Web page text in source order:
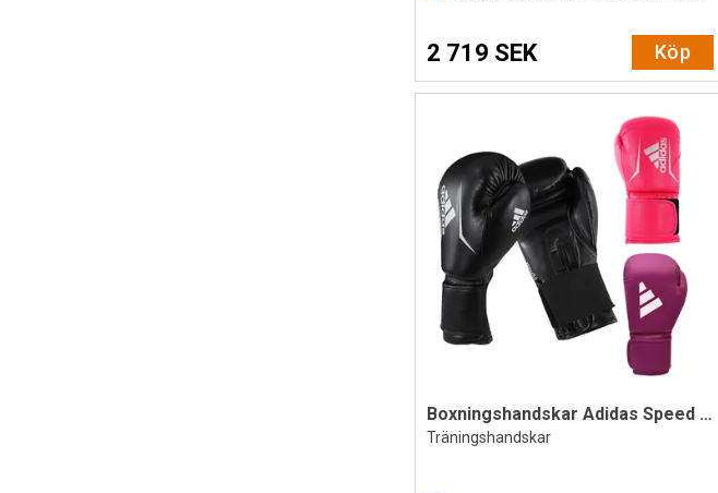
2 719 SEK Köp
Boxningshandskar Adidas Speed 50
Träningshandskar